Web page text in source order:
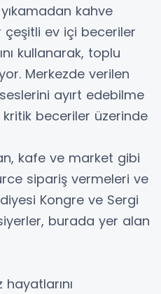
kahve
ev içi beceriler
kullanarak, toplu
Merkezde verilen
ayırt edebilme
beceriler üzerinde
kafe ve market gibi
sipariş vermeleri ve
Kongre ve Sergi
burada yer alan